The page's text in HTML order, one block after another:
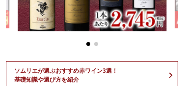
ソムリエが選ぶおすすめ赤ワイン3選！
基礎知識や選び方を紹介